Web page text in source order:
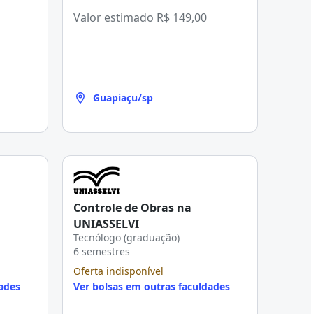
Valor estimado R$ 149,00
Guapiaçu/sp
Controle de Obras na
UNIASSELVI
Tecnólogo (graduação)
6 semestres
Oferta indisponível
Ver bolsas em outras faculdades